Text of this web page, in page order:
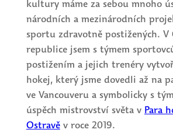
kultury máme za sebou mnoho
národních a mezinárodních
sportu zdravotně postižených. V
republice jsem s týmem
postižením a jejich trenéry
hokej, který jsme dovedli až na
ve Vancouveru a symbolicky s
úspěch mistrovství světa v Para
Ostravěv roce 2019.